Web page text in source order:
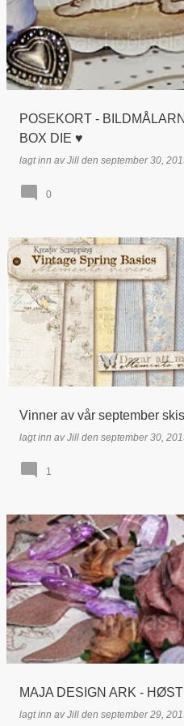
POSEKORT -
BOX DIE ♥
lagt inn avJill den september 30,
0
Vinner av vår september
lagt inn avJill den september 30,
1
MAJA DESIGN ARK -
lagt inn avJill den september 29,